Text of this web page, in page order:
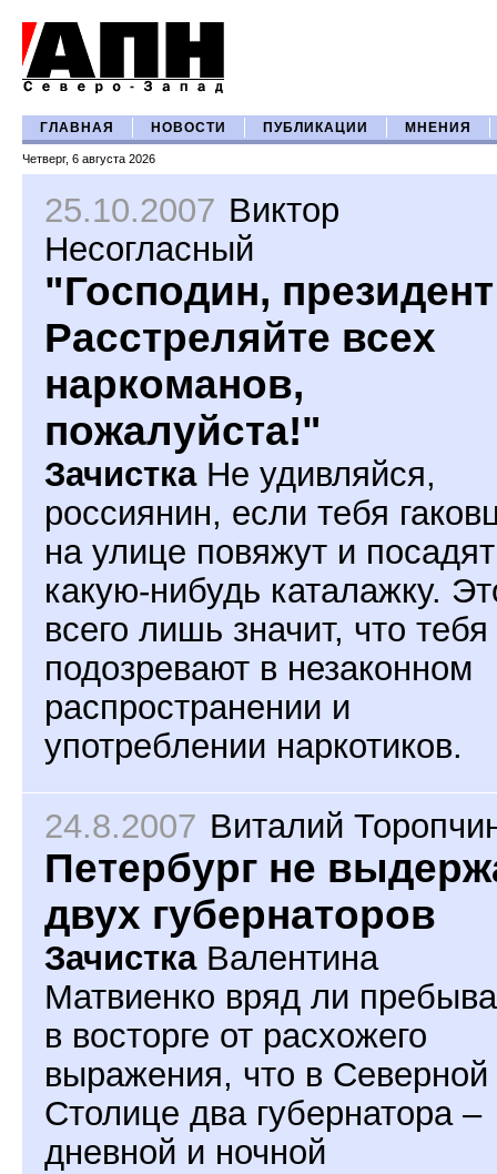
ГЛАВНАЯ НОВОСТИ ПУБЛИКАЦИИ МНЕНИЯ
Четверг, 6 августа 2026
25.10.2007 Виктор
Несогласный
"Господин,
Расстреляйте всех
наркоманов,
пожалуйста!"
ЗачисткаНе удивляйся,
россиянин, если тебя
на улице повяжут и
какую-нибудь каталажку.
всего лишь значит, что тебя
подозревают в незаконном
распространении и
употреблении наркотиков.
24.8.2007 Виталий
Петербург не
двух губернаторов
Зачистка Валентина
Матвиенко вряд ли
в восторге от расхожего
выражения, что в Северной
Столице два губернатора –
дневной и ночной